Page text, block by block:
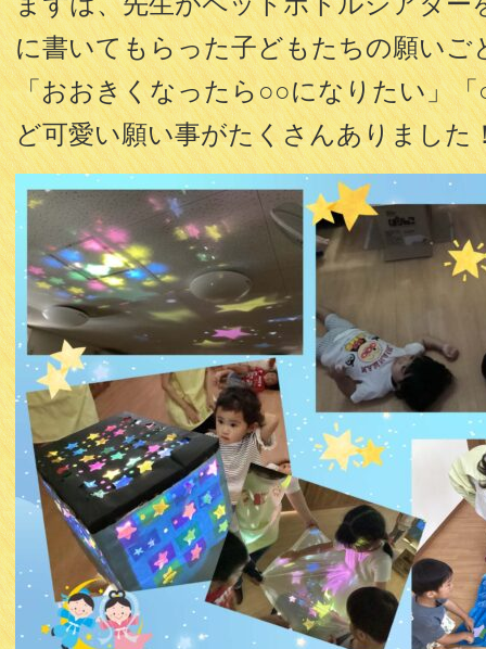
に書いてもらった子どもたちの願いご
「おおきくなったら○○になりたい」
ど可愛い願い事がたくさんありました